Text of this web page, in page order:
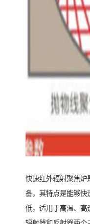
快速红外辐射聚焦炉
备，其特点是能够快
低，适用于高温、高